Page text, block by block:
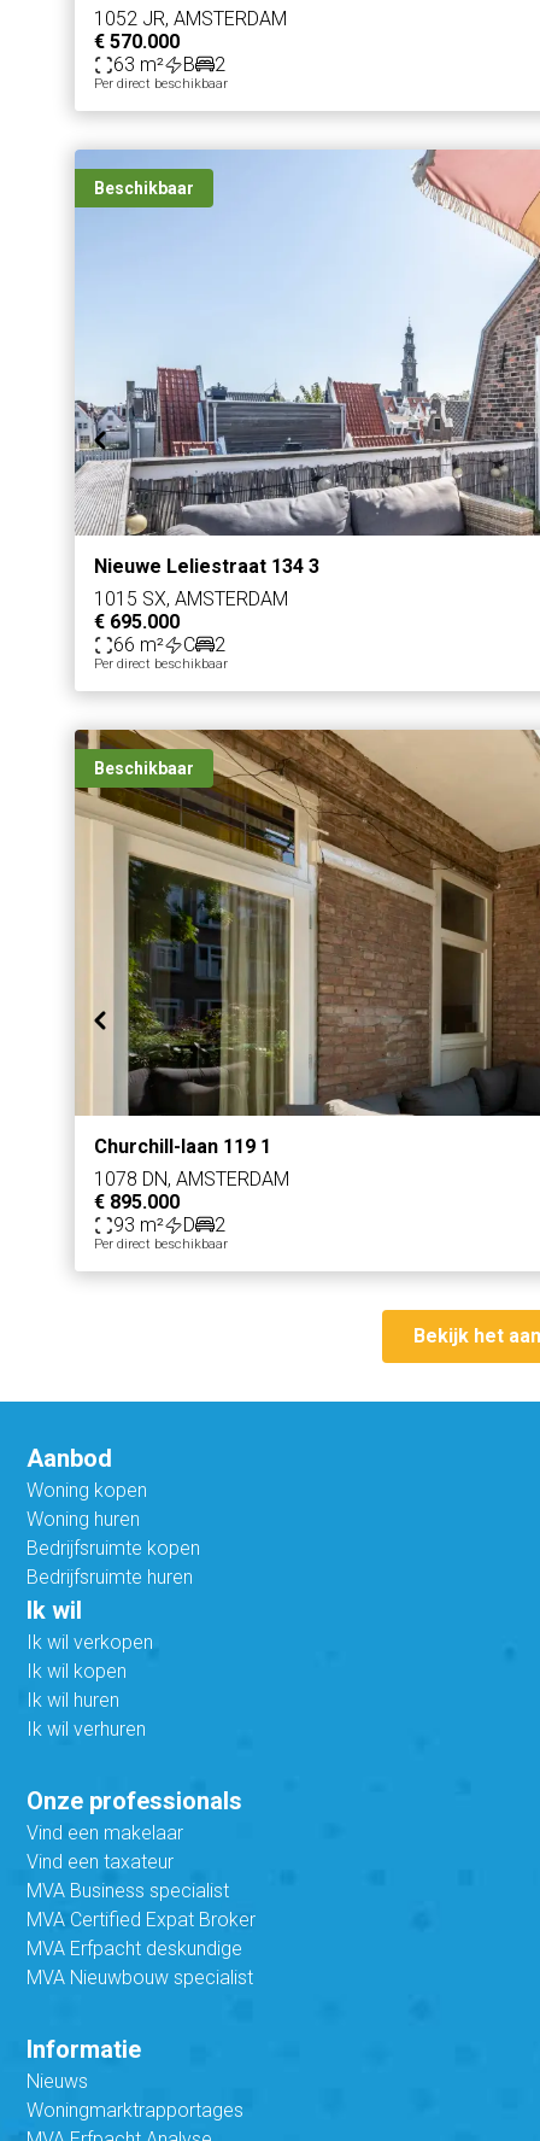
1052 JR, AMSTERDAM
€ 570.000
63 m²
B 2
Per direct beschikbaar
Beschikbaar
Nieuwe Leliestraat 134 3
1015 SX, AMSTERDAM
€ 695.000
66 m²
C 2
Per direct beschikbaar
Beschikbaar
Churchill-laan 119 1
1078 DN, AMSTERDAM
€ 895.000
93 m²
D 2
Per direct beschikbaar
Bekijk het
Aanbod
Woning kopen
Woning huren
Bedrijfsruimte kopen
Bedrijfsruimte huren
Ik wil
Ik wil verkopen
Ik wil kopen
Ik wil huren
Ik wil verhuren
Onze professionals
Vind een makelaar
Vind een taxateur
MVA Business specialist
MVA Certified Expat Broker
MVA Erfpacht deskundige
MVA Nieuwbouw specialist
Informatie
Nieuws
Woningmarktrapportages